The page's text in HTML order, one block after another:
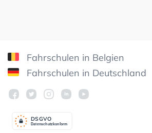
Fahrschulen in Belgien
Fahrschulen in Deutschland
Datenschutzkonform
DSGVO